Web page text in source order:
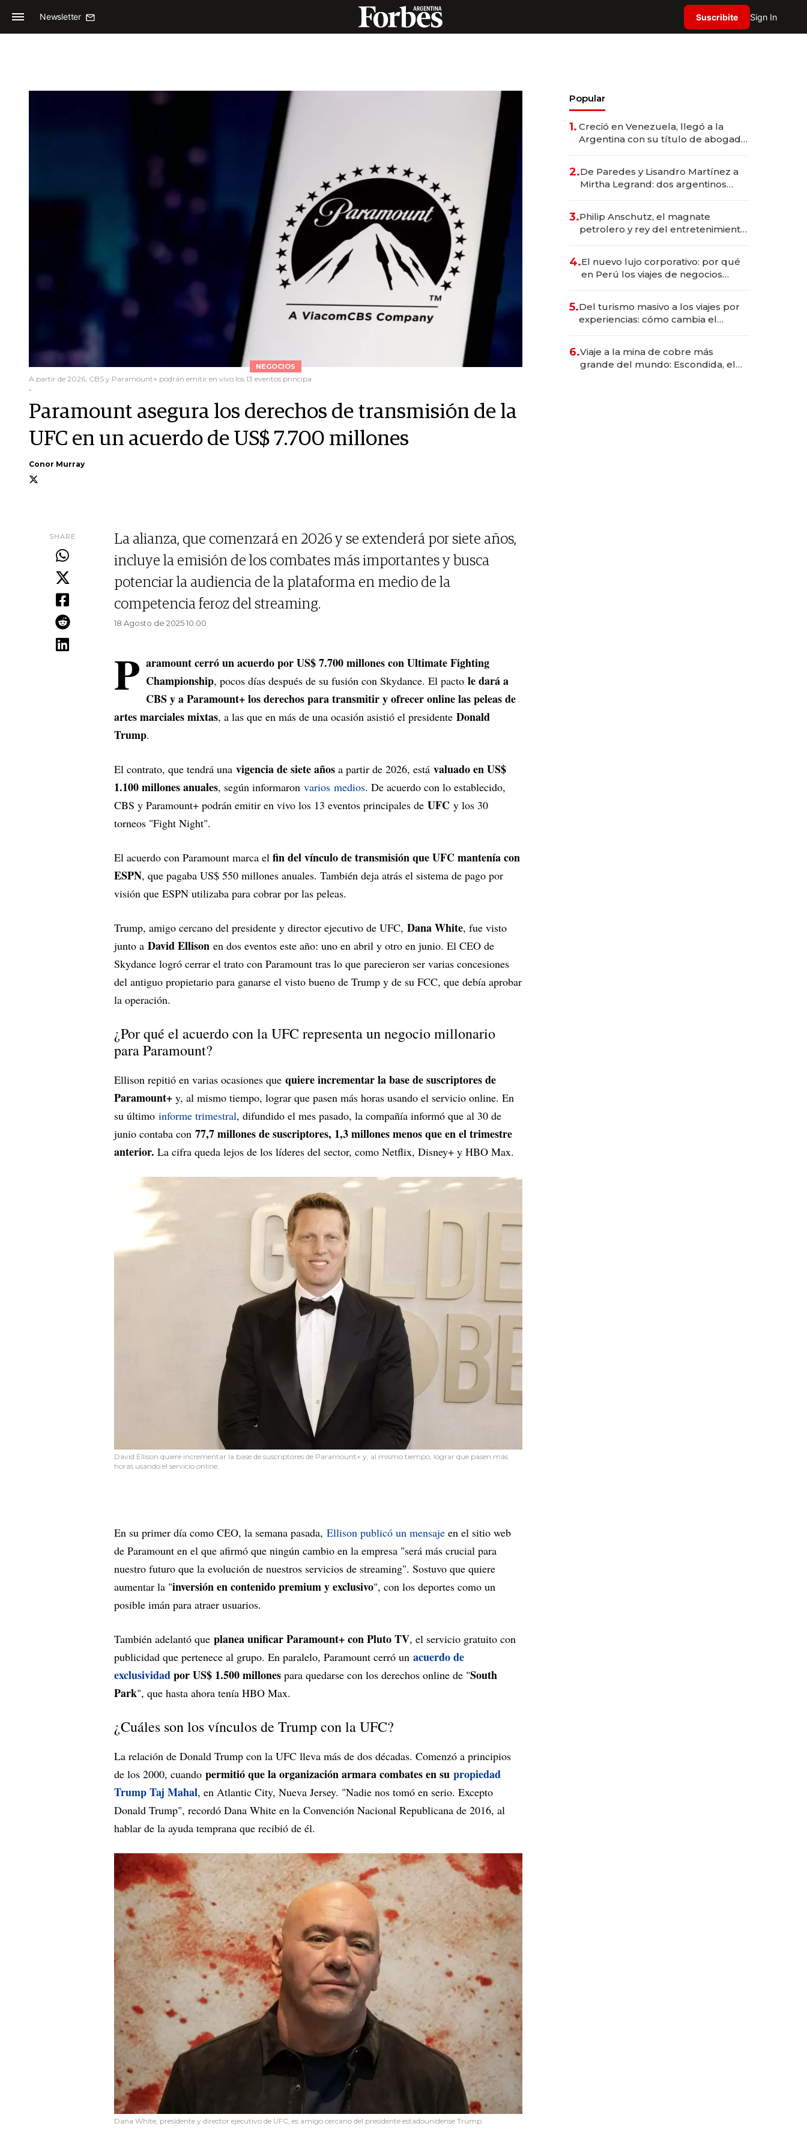
Newsletter Suscribite Sign In
NEGOCIOS
A partir de 2026, CBS y Paramount+ podrán emitir en vivo los 13 eventos principa
.
Paramount asegura los derechos de transmisión de la
UFC en un acuerdo de US$ 7.700 millones
Conor Murray
SHARE
La alianza, que comenzará en 2026 y se extenderá por siete años,
incluye la emisión de los combates más importantes y busca
potenciar la audiencia de la plataforma en medio de la
competencia feroz del streaming.
18 Agosto de 2025 10.00
P aramount cerró un acuerdo por US$ 7.700 millones con Ultimate Fighting
Championship, pocos días después de su fusión con Skydance. El pacto le dará a
CBS y a Paramount+ los derechos para transmitir y ofrecer online las peleas de
artes marciales mixtas, a las que en más de una ocasión asistió el presidente Donald
Trump.
El contrato, que tendrá una vigencia de siete años a partir de 2026, está valuado en US$
1.100 millones anuales, según informaron varios medios. De acuerdo con lo establecido,
CBS y Paramount+ podrán emitir en vivo los 13 eventos principales de UFC y los 30
torneos "Fight Night".
El acuerdo con Paramount marca el fin del vínculo de transmisión que UFC mantenía con
ESPN, que pagaba US$ 550 millones anuales. También deja atrás el sistema de pago por
visión que ESPN utilizaba para cobrar por las peleas.
Trump, amigo cercano del presidente y director ejecutivo de UFC, Dana White, fue visto
junto a David Ellison en dos eventos este año: uno en abril y otro en junio. El CEO de
Skydance logró cerrar el trato con Paramount tras lo que parecieron ser varias concesiones
del antiguo propietario para ganarse el visto bueno de Trump y de su FCC, que debía aprobar
la operación.
¿Por qué el acuerdo con la UFC representa un negocio millonario
para Paramount?
Ellison repitió en varias ocasiones que quiere incrementar la base de suscriptores de
Paramount+ y, al mismo tiempo, lograr que pasen más horas usando el servicio online. En
su último informe trimestral, difundido el mes pasado, la compañía informó que al 30 de
junio contaba con 77,7 millones de suscriptores, 1,3 millones menos que en el trimestre
anterior. La cifra queda lejos de los líderes del sector, como Netflix, Disney+ y HBO Max.
David Ellison quiere incrementar la base de suscriptores de Paramount+ y, al mismo tiempo, lograr que pasen más
horas usando el servicio online.
En su primer día como CEO, la semana pasada, Ellison publicó un mensaje en el sitio web
de Paramount en el que afirmó que ningún cambio en la empresa "será más crucial para
nuestro futuro que la evolución de nuestros servicios de streaming". Sostuvo que quiere
aumentar la "inversión en contenido premium y exclusivo", con los deportes como un
posible imán para atraer usuarios.
También adelantó que planea unificar Paramount+ con Pluto TV, el servicio gratuito con
publicidad que pertenece al grupo. En paralelo, Paramount cerró un acuerdo de
exclusividadpor US$ 1.500 millones para quedarse con los derechos online de "South
Park", que hasta ahora tenía HBO Max.
¿Cuáles son los vínculos de Trump con la UFC?
La relación de Donald Trump con la UFC lleva más de dos décadas. Comenzó a principios
de los 2000, cuando permitió que la organización armara combates en su propiedad
Trump Taj Mahal, en Atlantic City, Nueva Jersey. "Nadie nos tomó en serio. Excepto
Donald Trump", recordó Dana White en la Convención Nacional Republicana de 2016, al
hablar de la ayuda temprana que recibió de él.
Dana White, presidente y director ejecutivo de UFC, es amigo cercano del presidente estadounidense Trump.
Popular
1. Creció en Venezuela, llegó a la
Argentina con su título de abogado
marcas "fast premium"
2.De Paredes y Lisandro Martínez a
Mirtha Legrand: dos argentinos
3.Philip Anschutz, el magnate
petrolero y rey del entretenimiento
4.El nuevo lujo corporativo: por qué
en Perú los viajes de negocios
transformadoras
5.Del turismo masivo a los viajes por
experiencias: cómo cambia el
6.Viaje a la mina de cobre más
grande del mundo: Escondida, el